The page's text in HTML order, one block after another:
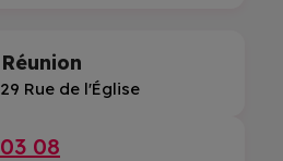
Rue de l'Église
08